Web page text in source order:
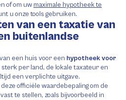
of om uw maximale hypotheek te
u onze tools gebruiken.
van een taxatie van
buitenlandse
een huis voor een hypotheek voor
per land, de lokale taxateur en
een verplichte uitgave.
officiële waardebepaling om de
te stellen, zoals bijvoorbeeld in